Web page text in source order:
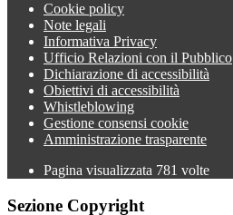
Cookie policy
Note legali
Informativa Privacy
Ufficio Relazioni con il Pubblico
Dichiarazione di accessibilità
Obiettivi di accessibilità
Whistleblowing
Gestione consensi cookie
Amministrazione trasparente
Pagina visualizzata 781 volte
Sezione Copyright